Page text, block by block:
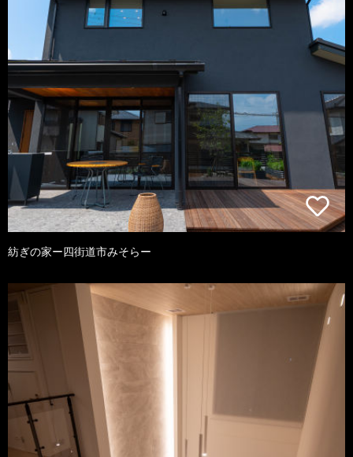
紡ぎの家ー四街道市みそらー